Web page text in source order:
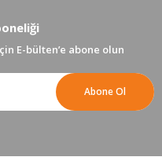
E-bülten’e abone olun
Abone Ol